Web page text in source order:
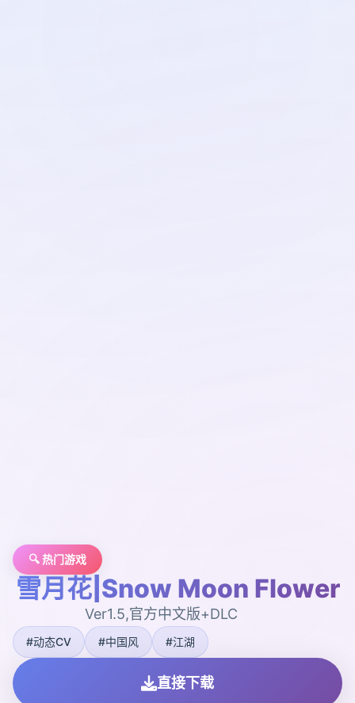
🔍 热门游戏
雪月花|Snow Moon Flower
Ver1.5,官方中文版+DLC
#动态CV #中国风 #江湖
直接下载